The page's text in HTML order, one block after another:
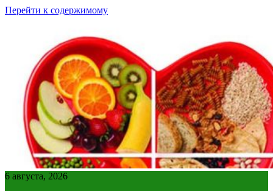
Перейти к содержимому
6 августа, 2026